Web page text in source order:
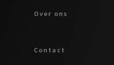
Over ons
Contact